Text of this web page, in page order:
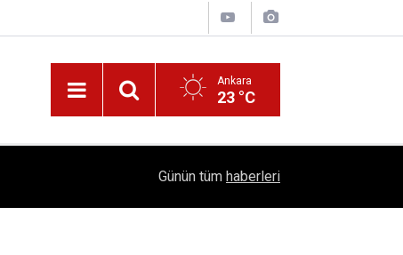
Ankara
23 °C
1504 Kep, Tek Bir Hedef: Bilim Kenti Çubuk
Günün tüm haberleri